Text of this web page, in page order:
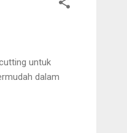
untuk
dalam